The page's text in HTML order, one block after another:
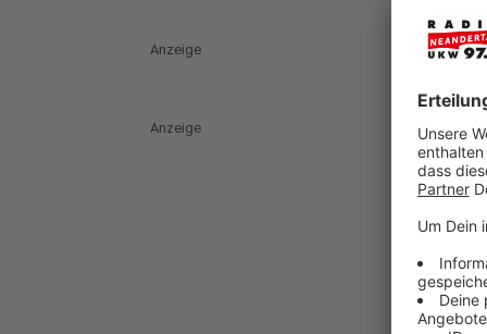
Anzeige
Anzeige